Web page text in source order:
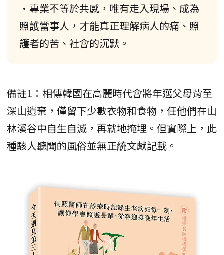
•專業不等於共感，唯有走入現場、成為
照護當事人，才能真正理解病人的痛、照
護者的苦、社會的沉默。
備註1：相傳韓國在高麗時代會將年邁父母背至
深山遺棄，僅留下少數衣物和食物，任他們在山
林溪谷中自生自滅，再就地掩埋。但實際上，此
種駭人聽聞的風俗並無正統文獻記載。